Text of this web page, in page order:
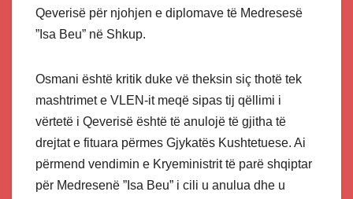
Qeverisë për njohjen e diplomave të Medresesë
”Isa Beu” në Shkup.
Osmani është kritik duke vë theksin siç thotë tek
mashtrimet e VLEN-it meqë sipas tij qëllimi i
vërtetë i Qeverisë është të anulojë të gjitha të
drejtat e fituara përmes Gjykatës Kushtetuese. Ai
përmend vendimin e Kryeministrit të parë shqiptar
për Medresenë ”Isa Beu” i cili u anulua dhe u